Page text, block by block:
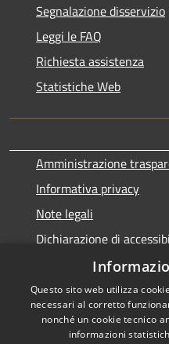
Segnalazione disservizio
Leggi le FAQ
Richiesta assistenza
Statistiche Web
Amministrazione
Informativa privacy
Note legali
Dichiarazione di
Accessibilità
Questo sito web utilizza
necessari al corretto
nonché un cookie tecnico
informazioni